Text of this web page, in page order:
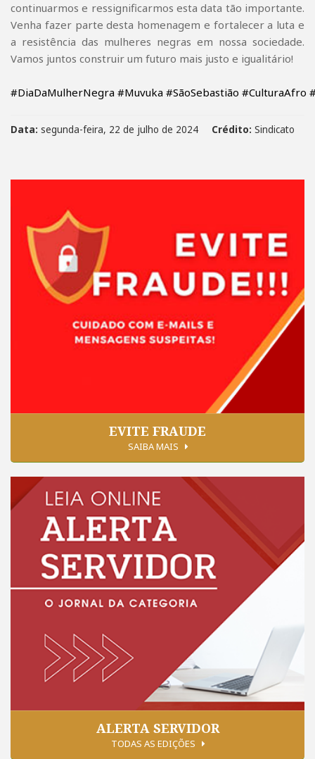
continuarmos e ressignificarmos esta data tão importante.
Venha fazer parte desta homenagem e fortalecer a luta e
a resistência das mulheres negras em nossa sociedade.
Vamos juntos construir um futuro mais justo e igualitário!
#DiaDaMulherNegra #Muvuka #SãoSebastião #CulturaAfro
Data: segunda-feira, 22 de julho de 2024 Crédito: Sindicato
EVITE FRAUDE
SAIBA MAIS
ALERTA SERVIDOR
TODAS AS EDIÇÕES